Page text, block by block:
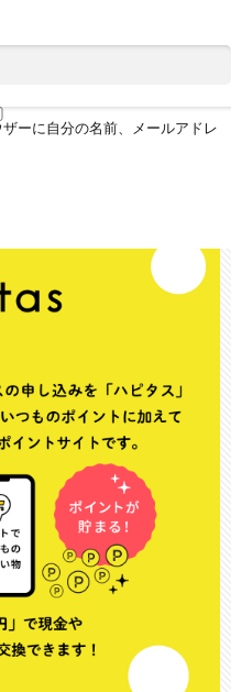
ーに自分の名前、メールアドレ